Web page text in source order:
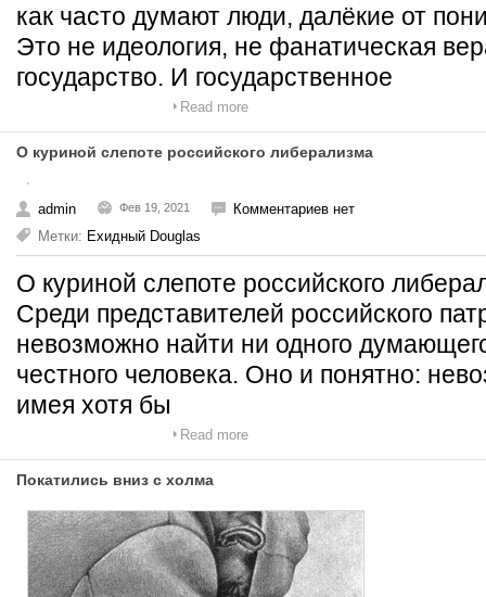
как часто думают люди, далёкие от
Это не идеология, не фанатическая
государство. И государственное
Read more
О куриной слепоте российского либерализма
admin Фев 19, 2021
Комментариев нет
Метки: Ехидный Douglas
О куриной слепоте российского
Среди представителей российского
невозможно найти ни одного
честного человека. Оно и понятно:
имея хотя бы
Read more
Покатились вниз с холма